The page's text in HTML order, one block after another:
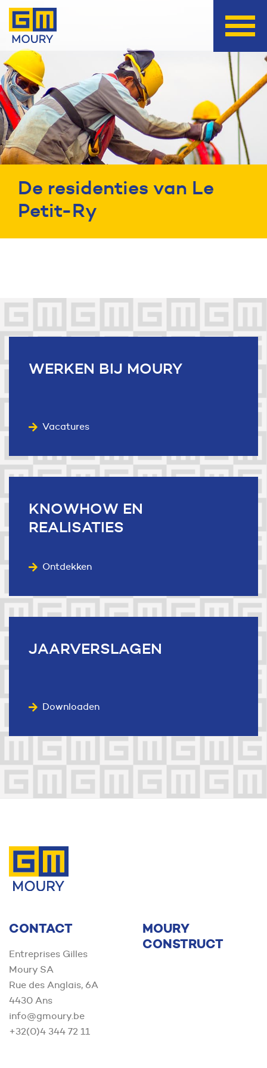
De residenties van Le
Petit-Ry
WERKEN BIJ MOURY
Vacatures
KNOWHOW EN
REALISATIES
Ontdekken
JAARVERSLAGEN
Downloaden
Contact us
CONTACT
Entreprises Gilles
Moury SA
Rue des Anglais, 6A
4430 Ans
info@gmoury.be
+32(0)4 344 72 11
MOURY
CONSTRUCT